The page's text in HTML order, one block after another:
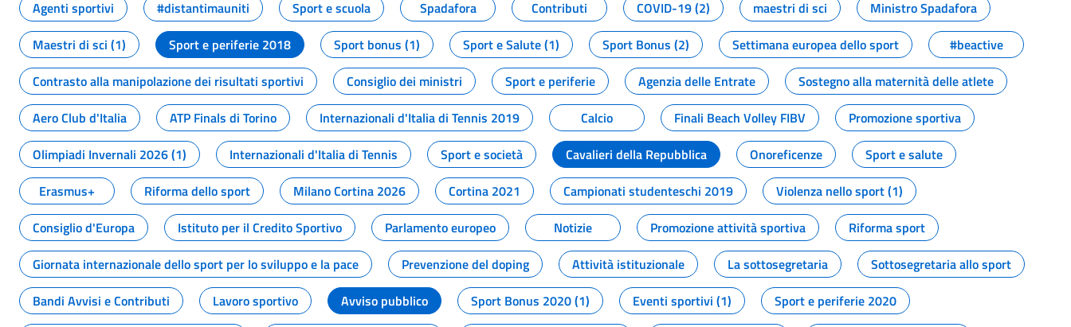
Agenti sportivi
#distantimauniti Sport e scuola Spadafora Contributi COVID-19 (2) maestri di sci
Ministro Spadafora
Maestri di sci (1)
Sport e periferie 2018 Sport bonus (1) Sport e Salute (1) Sport Bonus (2) Settimana europea dello sport
#beactive
Contrasto alla manipolazione dei risultati sportivi
Consiglio dei ministri Sport e periferie Agenzia delle Entrate
Sostegno alla maternità delle atlete
Aero Club d'Italia
ATP Finals di Torino Internazionali d'Italia di Tennis 2019 Calcio Finali Beach Volley FIBV
Promozione sportiva
Olimpiadi Invernali 2026 (1)
Internazionali d'Italia di Tennis Sport e società Cavalieri della Repubblica Onoreficenze
Sport e salute
Erasmus+
Riforma dello sport Milano Cortina 2026 Cortina 2021 Campionati studenteschi 2019
Violenza nello sport (1)
Consiglio d'Europa
Istituto per il Credito Sportivo Parlamento europeo Notizie Promozione attività sportiva
Riforma sport
Giornata internazionale dello sport per lo sviluppo e la pace
Prevenzione del doping Attività istituzionale La sottosegretaria
Sottosegretaria allo sport
Bandi Avvisi e Contributi
Lavoro sportivo Avviso pubblico Sport Bonus 2020 (1) Eventi sportivi (1)
Sport e periferie 2020